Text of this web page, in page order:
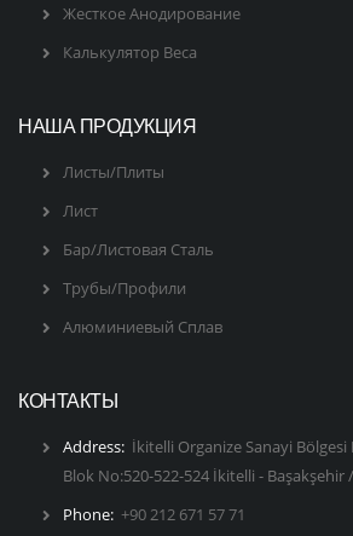
Жесткое Анодирование
Калькулятор Веса
НАША ПРОДУКЦИЯ
Листы/Плиты
Лист
Бар/Листовая Сталь
Трубы/Профили
Алюминиевый Сплав
КОНТАКТЫ
Address: İkitelli Organize Sanayi Bölgesi
Blok No:520-522-524 İkitelli - Başakşehir
Phone: +90 212 671 57 71